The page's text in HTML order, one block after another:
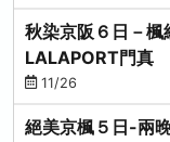
秋染京阪６日－楓
LALAPORT門真
11/26
絕美京楓５日-兩